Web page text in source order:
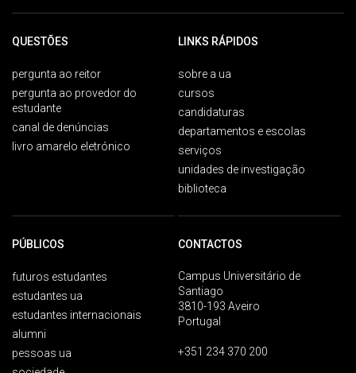
QUESTÕES
pergunta ao reitor
pergunta ao provedor do
estudante
canal de denúncias
livro amarelo eletrónico
LINKS RÁPIDOS
sobre a ua
cursos
candidaturas
departamentos e escolas
serviços
unidades de investigação
biblioteca
PÚBLICOS
futuros estudantes
estudantes ua
estudantes internacionais
alumni
pessoas ua
CONTACTOS
Campus Universitário de
Santiago
3810-193 Aveiro
Portugal
+351 234 370 200